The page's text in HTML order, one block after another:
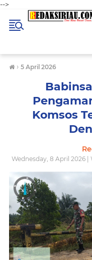
-->
› 5 April 2026
Komsos
Wednesday, 8 April 2026 |